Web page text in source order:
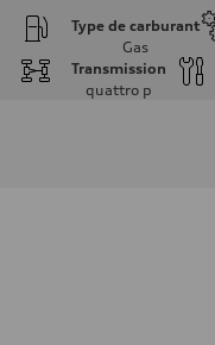
Type de carburant
Gas
Transmission
quattro p